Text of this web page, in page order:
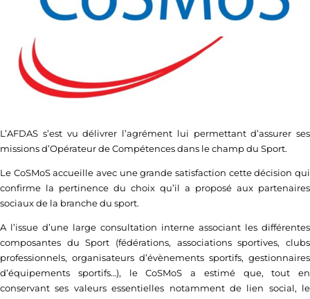
L’AFDAS s’est vu délivrer l’agrément lui permettant d’assurer ses
missions d’Opérateur de Compétences dans le champ du Sport.
Le CoSMoS accueille avec une grande satisfaction cette décision qui
confirme la pertinence du choix qu’il a proposé aux partenaires
sociaux de la branche du sport.
A l’issue d’une large consultation interne associant les différentes
composantes du Sport (fédérations, associations sportives, clubs
professionnels, organisateurs d’évènements sportifs, gestionnaires
d’équipements sportifs…), le CoSMoS a estimé que, tout en
conservant ses valeurs essentielles notamment de lien social, le